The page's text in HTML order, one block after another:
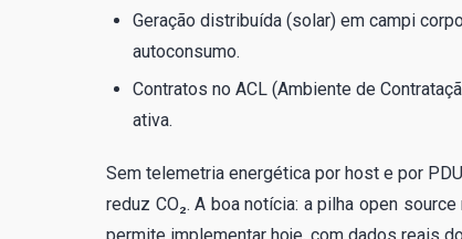
Geração distribuída (solar) em campi
autoconsumo.
Contratos no ACL (Ambiente de
ativa.
Sem telemetria energética por host e por
reduz CO₂. A boa notícia: a pilha open